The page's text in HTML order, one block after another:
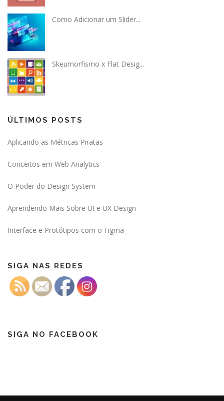
Como Adicionar um Slider...
Skeumorfismo x Flat Desig...
ÚLTIMOS POSTS
Aplicando as Métricas Piratas
Conceitos em Web Analytics
O Poder do Design System
Aprendendo Mais Sobre UI e UX Design
Interface e Protótipos com o Figma
SIGA NAS REDES
SIGA NO FACEBOOK